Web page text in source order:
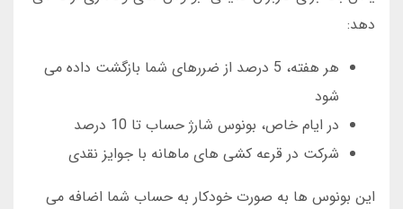
دهد:
هر هفته، 5 درصد از ضررهای شما بازگشت داده می
شود
در ایام خاص، بونوس شارژ حساب تا 10 درصد
شرکت در قرعه کشی های ماهانه با جوایز نقدی
این بونوس ها به صورت خودکار به حساب شما اضافه می